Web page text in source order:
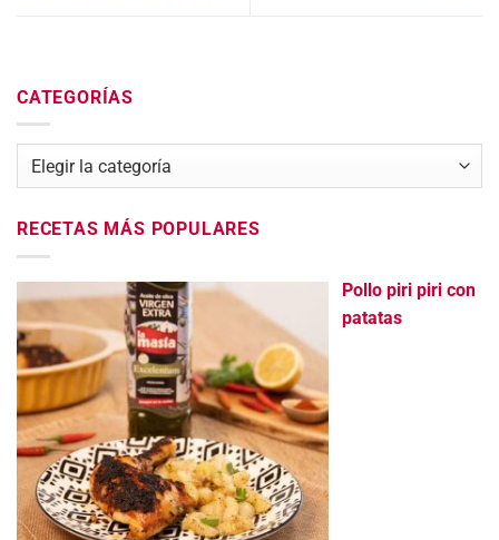
CATEGORÍAS
Categorías
RECETAS MÁS POPULARES
Pollo piri piri con
patatas